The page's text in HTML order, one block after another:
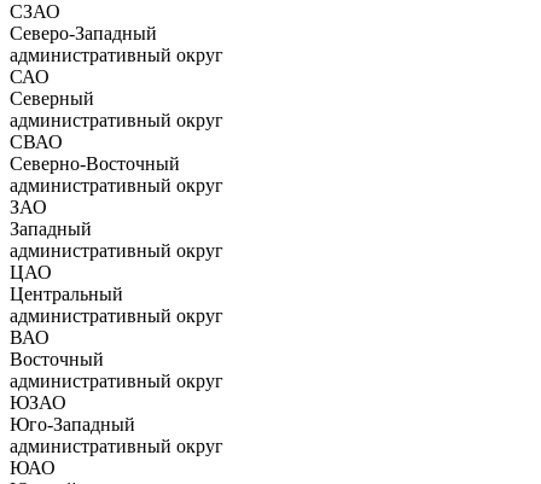
СЗАО
Северо-Западный
административный округ
САО
Северный
административный округ
СВАО
Северно-Восточный
административный округ
ЗАО
Западный
административный округ
ЦАО
Центральный
административный округ
ВАО
Восточный
административный округ
ЮЗАО
Юго-Западный
административный округ
ЮАО